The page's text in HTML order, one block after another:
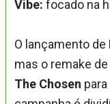
Vibe: focado na
O lançamento
mas o remake de
The Chosen